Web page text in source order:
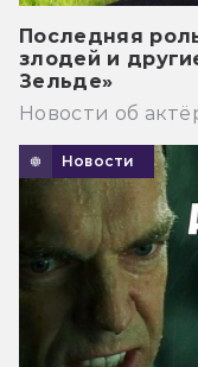
Последняя
злодей и
Зельде»
Новости об
Новости